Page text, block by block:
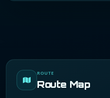
ROUTE
Route Map